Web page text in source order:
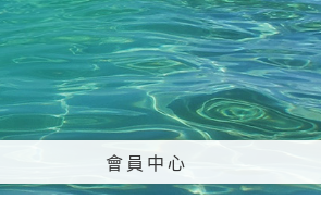
會員中心